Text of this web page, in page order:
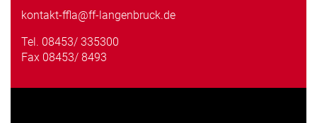
kontakt-ffla@ff-langenbruck.de
Tel. 08453/ 335300
Fax 08453/ 8493